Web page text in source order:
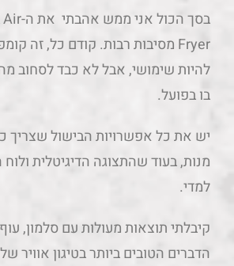
יש את כל אפשרויות הבישול שצריך
מנות, בעוד שהתצוגה הדיגיטלית
למדי.
קיבלתי תוצאות מעולות עם סלמון,
הדברים הטובים ביותר בטיגון אוויר
עוף, למשל, היה האופן שבו הנינג'ה
תצטרכו להתעסק בהגדרות כדי
בדיוק לפי טעמכם.